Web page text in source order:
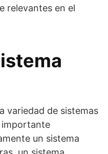
relevantes en el
variedad de sistemas
importante
un sistema